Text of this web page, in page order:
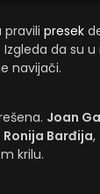
pravili presek
. Izgleda da su
navijači.
Joan
Ronija Barđija,
krilu.